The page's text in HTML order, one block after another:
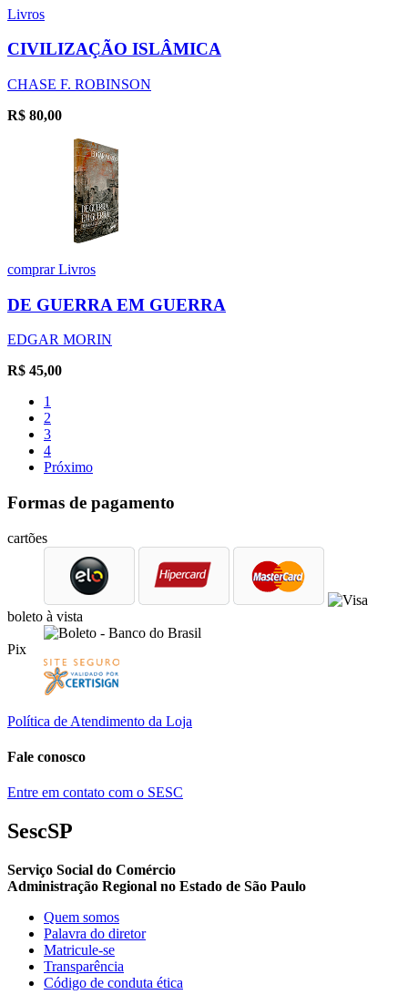
Livros
CIVILIZAÇÃO ISLÂMICA
CHASE F. ROBINSON
R$ 80,00
comprarLivros
DE GUERRA EM GUERRA
EDGAR MORIN
R$ 45,00
1
2
3
4
Próximo
Formas de pagamento
cartões
boleto à vista
Pix
Política de Atendimento da Loja
Fale conosco
Entre em contato com o SESC
SescSP
Serviço Social do Comércio
Administração Regional no Estado de São Paulo
Quem somos
Palavra do diretor
Matricule-se
Transparência
Código de conduta ética